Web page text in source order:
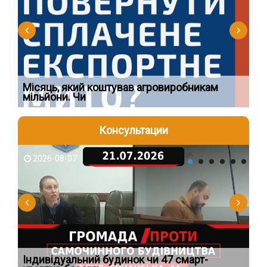
Місяць, який коштував агровиробникам
мільйони. Чи
Консультации
2026-08-07
Індивідуальний будинок чи 47 смарт-